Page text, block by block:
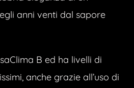
anni venti dal sapore
B ed ha livelli di
anche grazie all’uso di